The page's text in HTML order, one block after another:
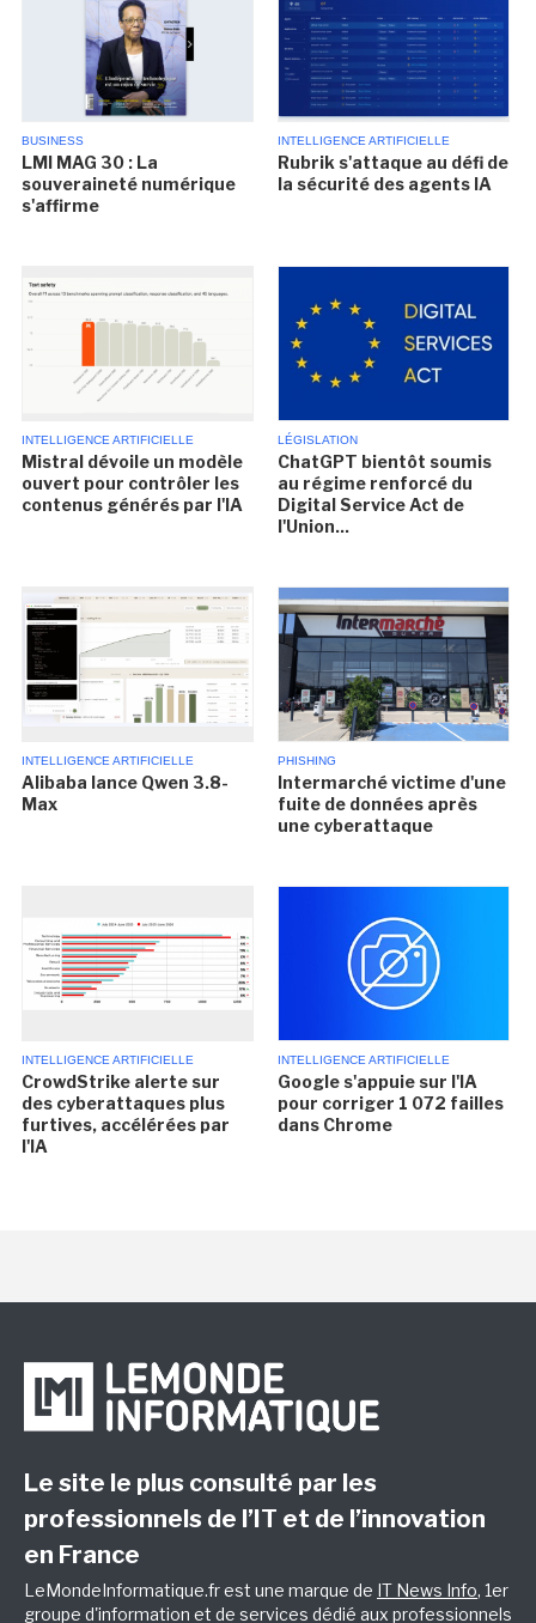
BUSINESS
LMI MAG 30 : La
souveraineté numérique
s'affirme
INTELLIGENCE ARTIFICIELLE
Rubrik s'attaque au défi de
la sécurité des agents IA
INTELLIGENCE ARTIFICIELLE
Mistral dévoile un modèle
ouvert pour contrôler les
contenus générés par l'IA
LÉGISLATION
ChatGPT bientôt soumis
au régime renforcé du
Digital Service Act de
l'Union...
INTELLIGENCE ARTIFICIELLE
Alibaba lance Qwen 3.8-
Max
PHISHING
Intermarché victime d'une
fuite de données après
une cyberattaque
INTELLIGENCE ARTIFICIELLE
CrowdStrike alerte sur
des cyberattaques plus
furtives, accélérées par
l'IA
INTELLIGENCE ARTIFICIELLE
Google s'appuie sur l'IA
pour corriger 1 072 failles
dans Chrome
Le site le plus consulté par les
professionnels de l’IT et de l’innovation
en France
LeMondeInformatique.fr est une marque de IT News Info, 1er
groupe d'information et de services dédié aux professionnels